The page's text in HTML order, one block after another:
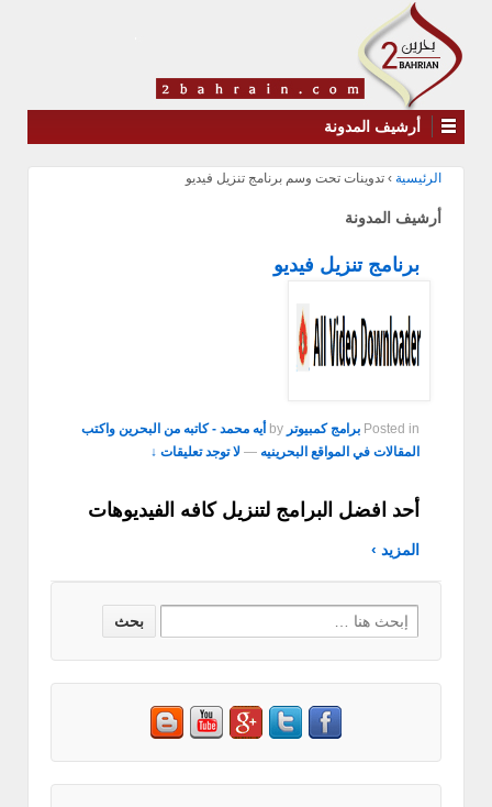
أرشيف المدونة
الرئيسية › تدوينات تحت وسم برنامج تنزيل فيديو
أرشيف المدونة
برنامج تنزيل فيديو
Posted in برامج كمبيوتر by أيه محمد - كاتبه من البحرين واكتب
المقالات في المواقع البحرينيه — لا توجد تعليقات ↓
أحد افضل البرامج لتنزيل كافه الفيديوهات
المزيد ›
Search
for: